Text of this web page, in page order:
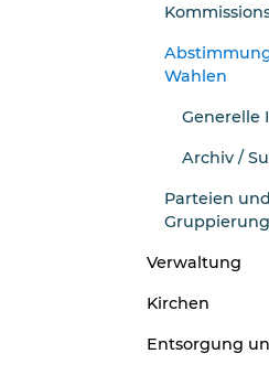
Wahlen
Generelle
Archiv /
Parteien
Verwaltung
Kirchen
Entsorgung